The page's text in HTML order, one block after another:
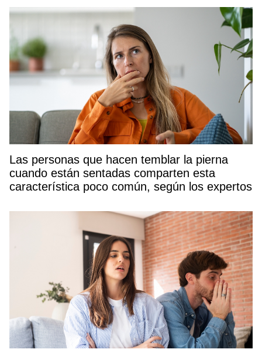
Las personas que hacen temblar la pierna
cuando están sentadas comparten esta
característica poco común, según los expertos